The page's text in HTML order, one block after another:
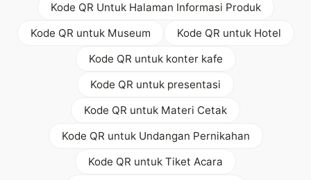
Kode QR Untuk Halaman Informasi Produk
Kode QR untuk Museum
Kode QR untuk Hotel
Kode QR untuk konter kafe
Kode QR untuk presentasi
Kode QR untuk Materi Cetak
Kode QR untuk Undangan Pernikahan
Kode QR untuk Tiket Acara